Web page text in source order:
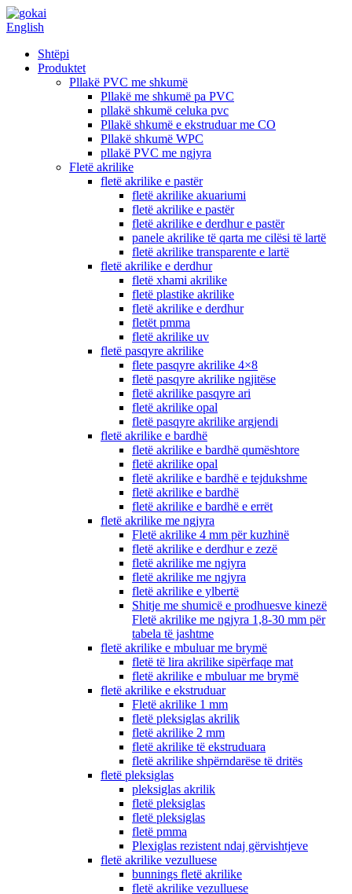
English
Shtëpi
Produktet
Pllakë PVC me shkumë
Pllakë me shkumë pa PVC
pllakë shkumë celuka pvc
Pllakë shkumë e ekstruduar me CO
Pllakë shkumë WPC
pllakë PVC me ngjyra
Fletë akrilike
fletë akrilike e pastër
fletë akrilike akuariumi
fletë akrilike e pastër
fletë akrilike e derdhur e pastër
panele akrilike të qarta me cilësi të lartë
fletë akrilike transparente e lartë
fletë akrilike e derdhur
fletë xhami akrilike
fletë plastike akrilike
fletë akrilike e derdhur
fletët pmma
fletë akrilike uv
fletë pasqyre akrilike
flete pasqyre akrilike 4×8
fletë pasqyre akrilike ngjitëse
fletë akrilike pasqyre ari
fletë akrilike opal
fletë pasqyre akrilike argjendi
fletë akrilike e bardhë
fletë akrilike e bardhë qumështore
fletë akrilike opal
fletë akrilike e bardhë e tejdukshme
fletë akrilike e bardhë
fletë akrilike e bardhë e errët
fletë akrilike me ngjyra
Fletë akrilike 4 mm për kuzhinë
fletë akrilike e derdhur e zezë
fletë akrilike me ngjyra
fletë akrilike me ngjyra
fletë akrilike e ylbertë
Shitje me shumicë e prodhuesve kinezë
Fletë akrilike me ngjyra 1,8-30 mm për
tabela të jashtme
fletë akrilike e mbuluar me brymë
fletë të lira akrilike sipërfaqe mat
fletë akrilike e mbuluar me brymë
fletë akrilike e ekstruduar
Fletë akrilike 1 mm
fletë pleksiglas akrilik
fletë akrilike 2 mm
fletë akrilike të ekstruduara
fletë akrilike shpërndarëse të dritës
fletë pleksiglas
pleksiglas akrilik
fletë pleksiglas
fletë pleksiglas
fletë pmma
Plexiglas rezistent ndaj gërvishtjeve
fletë akrilike vezulluese
bunnings fletë akrilike
fletë akrilike vezulluese